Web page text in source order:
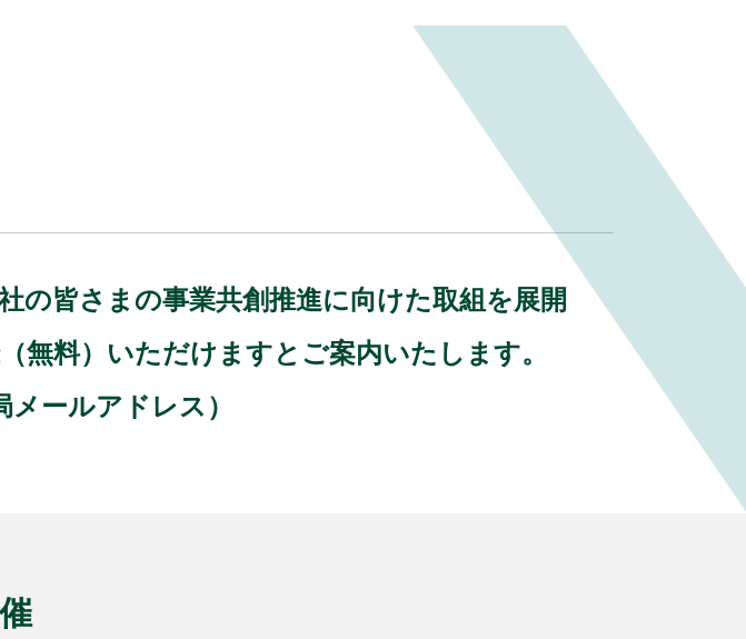
皆さまの事業共創推進に向けた取組を展開
無料）いただけますとご案内いたします。
メールアドレス）